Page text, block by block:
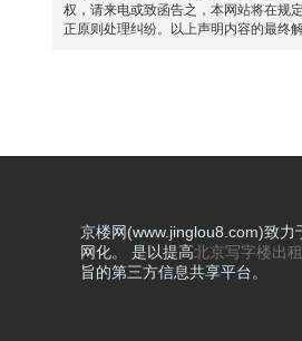
权，请来电或致函告之，本网站将在规
正原则处理纠纷。以上声明内容的最终
京楼网(www.jinglou8.com)致力
网化。 是以提高北京写字楼出租
旨的第三方信息共享平台。